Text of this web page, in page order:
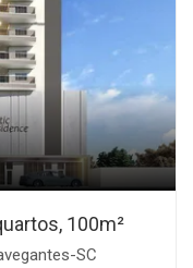
100m²
SC